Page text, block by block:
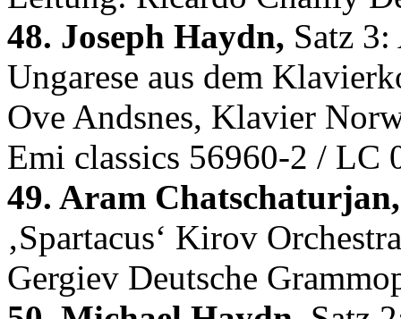
48. Joseph Haydn, Satz
Ungarese aus dem
Ove Andsnes, Klavier
Emi classics 56960-2 / LC
49. Aram Chatschaturjan,
‚Spartacus‘ Kirov
Gergiev Deutsche